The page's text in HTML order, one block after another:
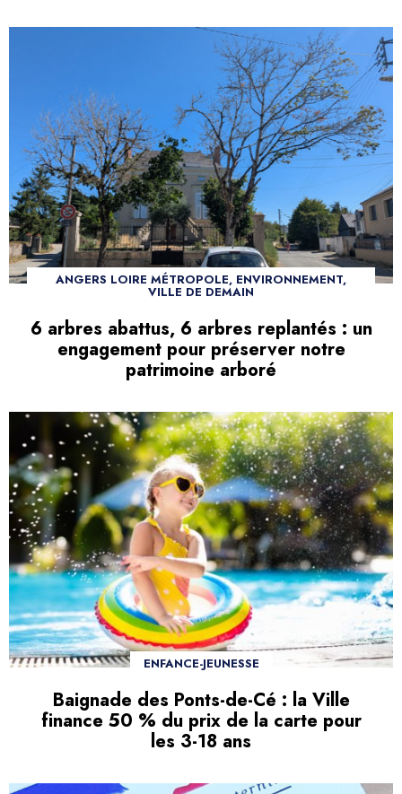
ANGERS LOIRE MÉTROPOLE, ENVIRONNEMENT,
VILLE DE DEMAIN
6 arbres abattus, 6 arbres replantés : un
engagement pour préserver notre
patrimoine arboré
ENFANCE-JEUNESSE
Baignade des Ponts-de-Cé : la Ville
finance 50 % du prix de la carte pour
les 3-18 ans